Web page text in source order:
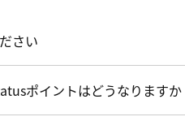
さい
ポイントはどうなりますか